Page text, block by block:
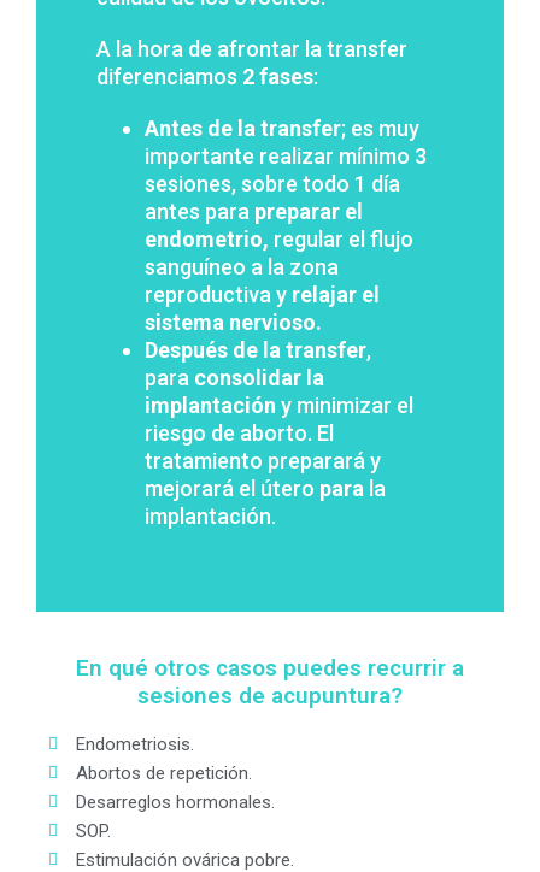
A la hora de afrontar la transfer
diferenciamos 2 fases:
Antes de la transfer; es muy
importante realizar mínimo 3
sesiones, sobre todo 1 día
antes para preparar el
endometrio, regular el flujo
sanguíneo a la zona
reproductiva y relajar el
sistema nervioso.
Después de la transfer,
para consolidar la
implantación y minimizar el
riesgo de aborto. El
tratamiento preparará y
mejorará el útero para la
implantación.
En qué otros casos puedes recurrir a
sesiones de acupuntura?
Endometriosis.
Abortos de repetición.
Desarreglos hormonales.
SOP.
Estimulación ovárica pobre.